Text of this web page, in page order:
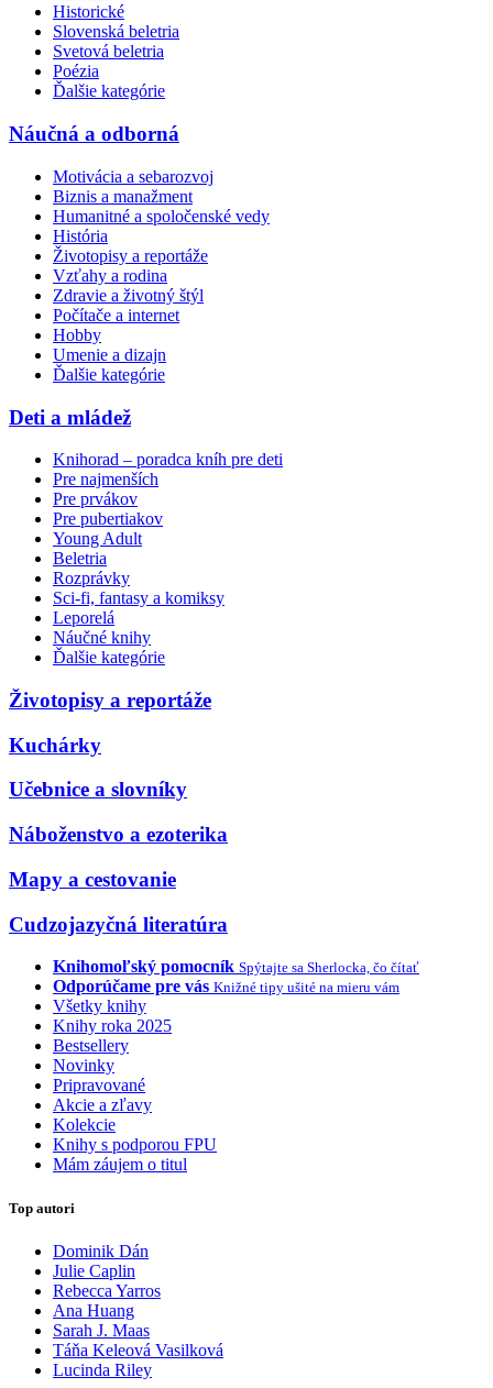
Historické
Slovenská beletria
Svetová beletria
Poézia
Ďalšie kategórie
Náučná a odborná
Motivácia a sebarozvoj
Biznis a manažment
Humanitné a spoločenské vedy
História
Životopisy a reportáže
Vzťahy a rodina
Zdravie a životný štýl
Počítače a internet
Hobby
Umenie a dizajn
Ďalšie kategórie
Deti a mládež
Knihorad – poradca kníh pre deti
Pre najmenších
Pre prvákov
Pre pubertiakov
Young Adult
Beletria
Rozprávky
Sci-fi, fantasy a komiksy
Leporelá
Náučné knihy
Ďalšie kategórie
Životopisy a reportáže
Kuchárky
Učebnice a slovníky
Náboženstvo a ezoterika
Mapy a cestovanie
Cudzojazyčná literatúra
Knihomoľský pomocník Spýtajte sa Sherlocka, čo čítať
Odporúčame pre vás Knižné tipy ušité na mieru vám
Všetky knihy
Knihy roka 2025
Bestsellery
Novinky
Pripravované
Akcie a zľavy
Kolekcie
Knihy s podporou FPU
Mám záujem o titul
Top autori
Dominik Dán
Julie Caplin
Rebecca Yarros
Ana Huang
Sarah J. Maas
Táňa Keleová Vasilková
Lucinda Riley